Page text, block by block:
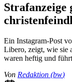
Strafanzeige
Ein Instagram-Post
Libero, zeigt, wie sie
waren heftig und
Von Redaktion (bw)